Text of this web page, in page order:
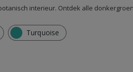
interieur. Ontdek alle
Turquoise